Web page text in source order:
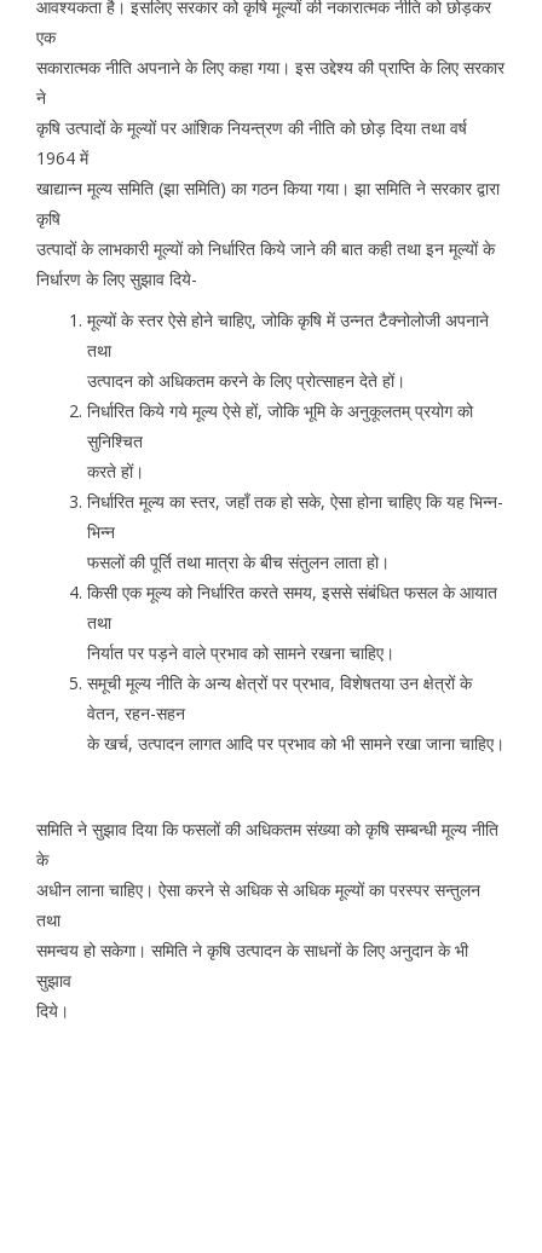
आवश्यकता है। इसलिए सरकार को कृषि मूल्यों की नकारात्मक नीति को छोड़कर
एक
सकारात्मक नीति अपनाने के लिए कहा गया। इस उद्देश्य की प्राप्ति के लिए सरकार
ने
कृषि उत्पादों के मूल्यों पर आंशिक नियन्त्रण की नीति को छोड़ दिया तथा वर्ष
1964 में
खाद्यान्न मूल्य समिति (झा समिति) का गठन किया गया। झा समिति ने सरकार द्वारा
कृषि
उत्पादों के लाभकारी मूल्यों को निर्धारित किये जाने की बात कही तथा इन मूल्यों के
निर्धारण के लिए सुझाव दिये-
मूल्यों के स्तर ऐसे होने चाहिए, जोकि कृषि में उन्नत टैक्नोलोजी अपनाने
तथा
उत्पादन को अधिकतम करने के लिए प्रोत्साहन देते हों।
निर्धारित किये गये मूल्य ऐसे हों, जोकि भूमि के अनुकूलतम् प्रयोग को
सुनिश्चित
करते हों।
निर्धारित मूल्य का स्तर, जहाँ तक हो सके, ऐसा होना चाहिए कि यह भिन्न-
भिन्न
फसलों की पूर्ति तथा मात्रा के बीच संतुलन लाता हो।
किसी एक मूल्य को निर्धारित करते समय, इससे संबंधित फसल के आयात
तथा
निर्यात पर पड़ने वाले प्रभाव को सामने रखना चाहिए।
समूची मूल्य नीति के अन्य क्षेत्रों पर प्रभाव, विशेषतया उन क्षेत्रों के
वेतन, रहन-सहन
के खर्च, उत्पादन लागत आदि पर प्रभाव को भी सामने रखा जाना चाहिए।
समिति ने सुझाव दिया कि फसलों की अधिकतम संख्या को कृषि सम्बन्धी मूल्य नीति
के
अधीन लाना चाहिए। ऐसा करने से अधिक से अधिक मूल्यों का परस्पर सन्तुलन
तथा
समन्वय हो सकेगा। समिति ने कृषि उत्पादन के साधनों के लिए अनुदान के भी
सुझाव
दिये।